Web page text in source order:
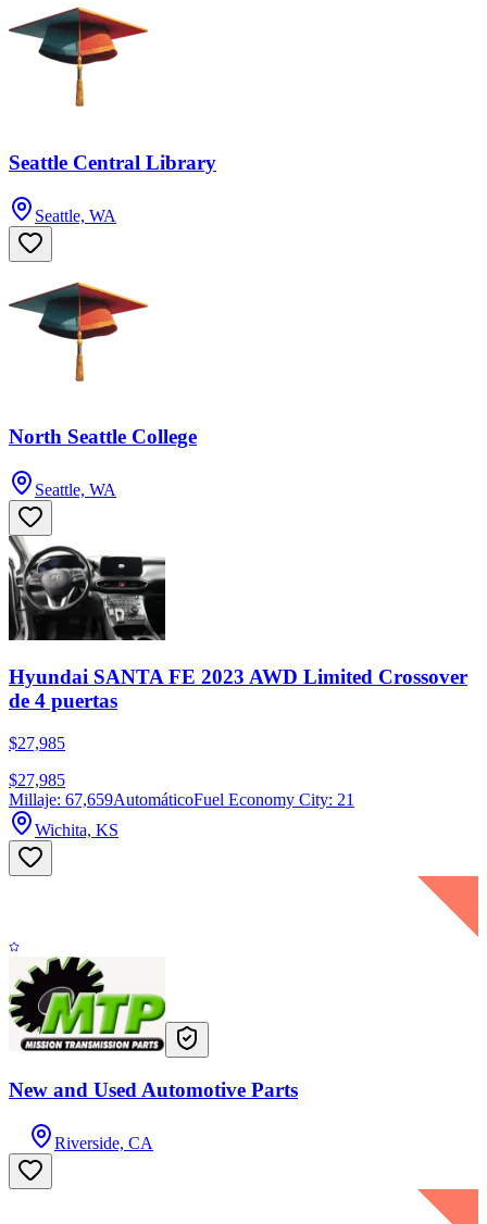
Seattle Central Library
Seattle, WA
North Seattle College
Seattle, WA
Hyundai SANTA FE 2023 AWD Limited Crossover
de 4 puertas
$27,985
$27,985
Millaje: 67,659AutomáticoFuel Economy City: 21
Wichita, KS
New and Used Automotive Parts
Riverside, CA